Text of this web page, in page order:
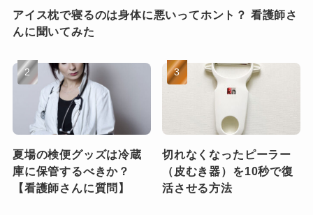
アイス枕で寝るのは身体に悪いってホント？ 看護師さ
んに聞いてみた
夏場の検便グッズは冷蔵
庫に保管するべきか？
【看護師さんに質問】
切れなくなったピーラー
（皮むき器）を10秒で復
活させる方法